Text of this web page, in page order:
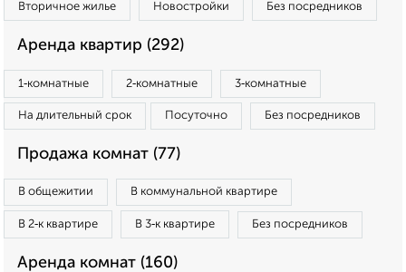
Вторичное жилье Новостройки Без посредников
Аренда квартир (292)
1‑комнатные 2‑комнатные 3‑комнатные
На длительный срок Посуточно Без посредников
Продажа комнат (77)
В общежитии В коммунальной квартире
В 2‑к квартире В 3‑к квартире Без посредников
Аренда комнат (160)